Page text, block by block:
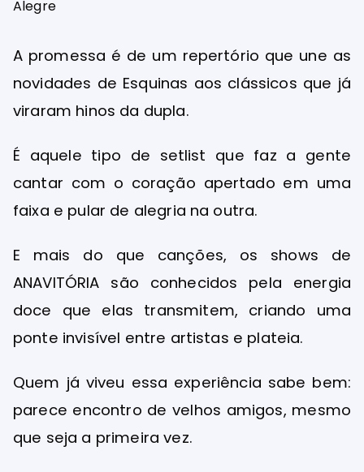
A promessa é de um repertório que une as
novidades de Esquinas aos clássicos que já
viraram hinos da dupla.
É aquele tipo de setlist que faz a gente
cantar com o coração apertado em uma
faixa e pular de alegria na outra.
E mais do que canções, os shows de
ANAVITÓRIA são conhecidos pela energia
doce que elas transmitem, criando uma
ponte invisível entre artistas e plateia.
Quem já viveu essa experiência sabe bem:
parece encontro de velhos amigos, mesmo
que seja a primeira vez.